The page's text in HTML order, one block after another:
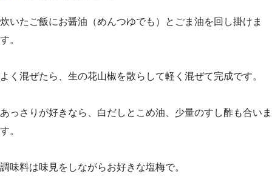
炊いたご飯にお醤油（めんつゆでも）とごま油を回し掛けま
す。
よく混ぜたら、生の花山椒を散らして軽く混ぜて完成です。
あっさりが好きなら、白だしとこめ油、少量のすし酢も合いま
す。
調味料は味見をしながらお好きな塩梅で。